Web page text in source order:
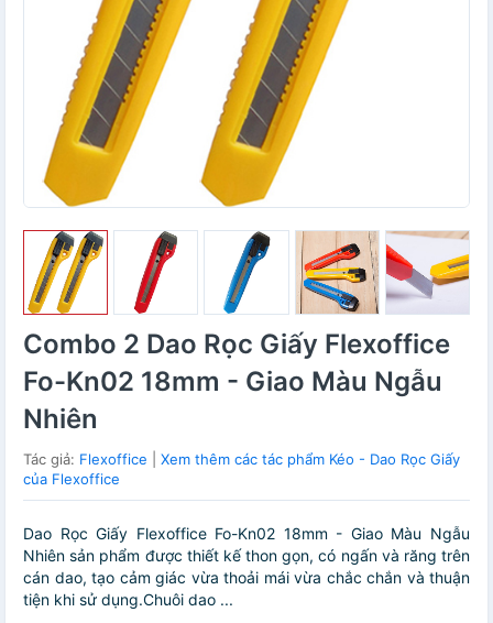
Combo 2 Dao Rọc Giấy Flexoffice
Fo-Kn02 18mm - Giao Màu Ngẫu
Nhiên
Tác giả: Flexoffice
Xem thêm các tác phẩm Kéo - Dao Rọc Giấy
của Flexoffice
Dao Rọc Giấy Flexoffice Fo-Kn02 18mm - Giao Màu Ngẫu
Nhiên sản phẩm được thiết kế thon gọn, có ngấn và răng trên
cán dao, tạo cảm giác vừa thoải mái vừa chắc chắn và thuận
tiện khi sử dụng.Chuôi dao ...